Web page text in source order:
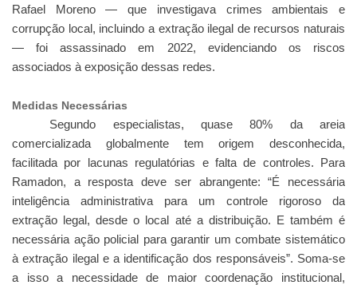
Rafael Moreno — que investigava crimes ambientais e
corrupção local, incluindo a extração ilegal de recursos naturais
— foi assassinado em 2022, evidenciando os riscos
associados à exposição dessas redes.
Medidas Necessárias
Segundo especialistas, quase 80% da areia
comercializada globalmente tem origem desconhecida,
facilitada por lacunas regulatórias e falta de controles. Para
Ramadon, a resposta deve ser abrangente: “É necessária
inteligência administrativa para um controle rigoroso da
extração legal, desde o local até a distribuição. E também é
necessária ação policial para garantir um combate sistemático
à extração ilegal e a identificação dos responsáveis”. Soma-se
a isso a necessidade de maior coordenação institucional,